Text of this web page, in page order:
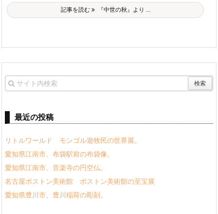
記事を読む 『中世の秋』より ...
最近の投稿
リトルワールド モンゴル遊牧民の世界展。
愛知県江南市、布袋駅前の布袋像。
愛知県江南市、音楽寺の円空仏。
名古屋ボストン美術館 ボストン美術館の至宝展
愛知県豊川市、豊川稲荷の彫刻。